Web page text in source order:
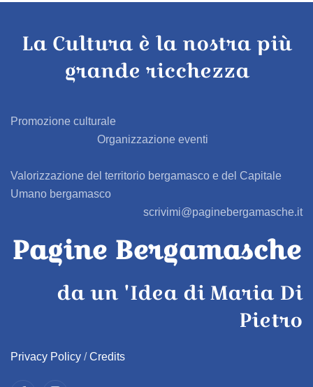
AZZONE
BAGNATICA
BARIANO
BEDULITA
BERBENNO
BIANZANO
La Cultura è la nostra più
grande ricchezza
Promozione culturale
Organizzazione eventi
Valorizzazione del territorio bergamasco e del Capitale
Umano bergamasco
scrivimi@paginebergamasche.it
Pagine Bergamasche
da un 'Idea di Maria Di
Pietro
Privacy Policy / Credits